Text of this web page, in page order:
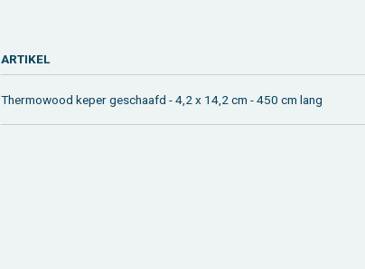
AR­TI­KEL
Ther­mo­wood keper ge­schaafd - 4,2 x 14,2 cm - 450 cm lang